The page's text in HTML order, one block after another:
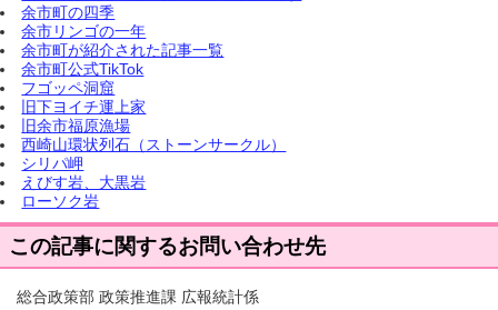
余市町の四季
余市リンゴの一年
余市町が紹介された記事一覧
余市町公式TikTok
フゴッペ洞窟
旧下ヨイチ運上家
旧余市福原漁場
西崎山環状列石（ストーンサークル）
シリパ岬
えびす岩、大黒岩
ローソク岩
この記事に関するお問い合わせ先
総合政策部 政策推進課 広報統計係